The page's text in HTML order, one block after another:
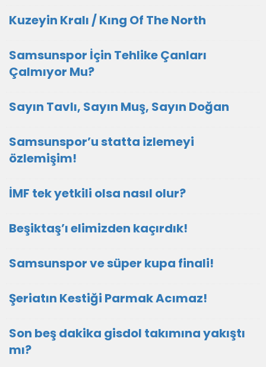
Kuzeyin Kralı / Kıng Of The North
Samsunspor İçin Tehlike Çanları
Çalmıyor Mu?
Sayın Tavlı, Sayın Muş, Sayın Doğan
Samsunspor’u statta izlemeyi
özlemişim!
İMF tek yetkili olsa nasıl olur?
Beşiktaş’ı elimizden kaçırdık!
Samsunspor ve süper kupa finali!
Şeriatın Kestiği Parmak Acımaz!
Son beş dakika gisdol takımına yakıştı
mı?